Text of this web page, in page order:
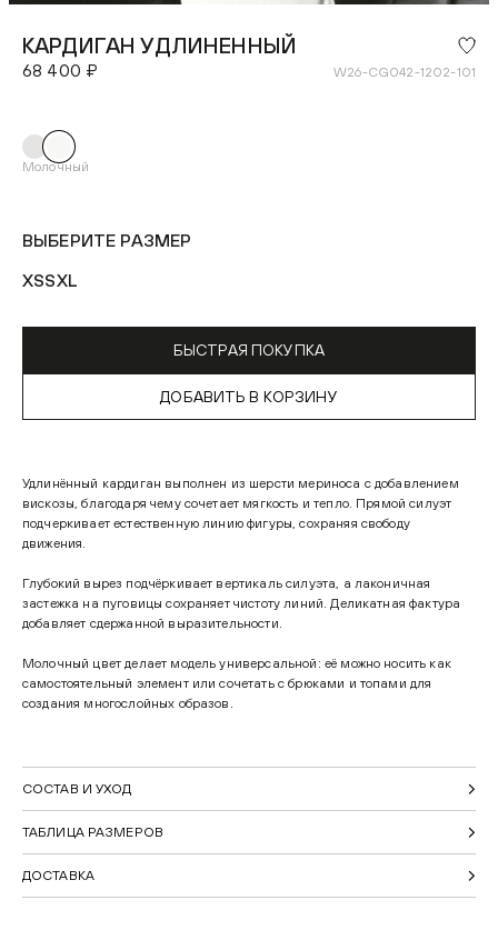
КАРДИГАН УДЛИНЕННЫЙ
68 400 ₽ W26-CG042-1202-101
Молочный
ВЫБЕРИТЕ РАЗМЕР
XSSXL
БЫСТРАЯ ПОКУПКА
ДОБАВИТЬ В КОРЗИНУ
Удлинённый кардиган выполнен из шерсти мериноса с добавлением
вискозы, благодаря чему сочетает мягкость и тепло. Прямой силуэт
подчеркивает естественную линию фигуры, сохраняя свободу
движения.
Глубокий вырез подчёркивает вертикаль силуэта, а лаконичная
застежка на пуговицы сохраняет чистоту линий. Деликатная фактура
добавляет сдержанной выразительности.
Молочный цвет делает модель универсальной: её можно носить как
самостоятельный элемент или сочетать с брюками и топами для
создания многослойных образов.
СОСТАВ И УХОД
ТАБЛИЦА РАЗМЕРОВ
ДОСТАВКА